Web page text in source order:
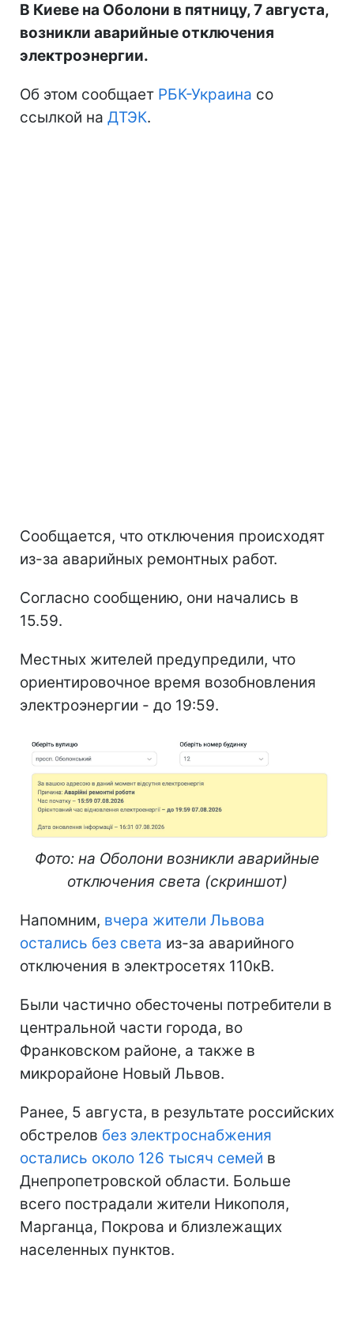
В Киеве на Оболони в пятницу, 7 августа,
возникли аварийные отключения
электроэнергии.
Об этом сообщает РБК-Украина со
ссылкой на ДТЭК.
Сообщается, что отключения происходят
из-за аварийных ремонтных работ.
Согласно сообщению, они начались в
15.59.
Местных жителей предупредили, что
ориентировочное время возобновления
электроэнергии - до 19:59.
Фото: на Оболони возникли аварийные
отключения света (скриншот)
Напомним, вчера жители Львова
остались без света из-за аварийного
отключения в электросетях 110кВ.
Были частично обесточены потребители в
центральной части города, во
Франковском районе, а также в
микрорайоне Новый Львов.
Ранее, 5 августа, в результате российских
обстрелов без электроснабжения
остались около 126 тысяч семей в
Днепропетровской области. Больше
всего пострадали жители Никополя,
Марганца, Покрова и близлежащих
населенных пунктов.